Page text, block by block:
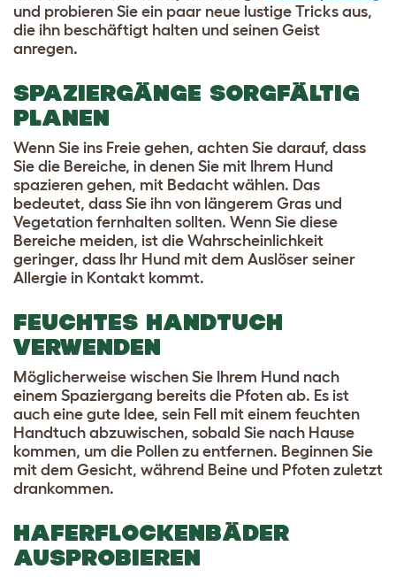
und probieren Sie ein paar neue lustige Tricks aus,
die ihn beschäftigt halten und seinen Geist
anregen.
SPAZIERGÄNGE SORGFÄLTIG
PLANEN
Wenn Sie ins Freie gehen, achten Sie darauf, dass
Sie die Bereiche, in denen Sie mit Ihrem Hund
spazieren gehen, mit Bedacht wählen. Das
bedeutet, dass Sie ihn von längerem Gras und
Vegetation fernhalten sollten. Wenn Sie diese
Bereiche meiden, ist die Wahrscheinlichkeit
geringer, dass Ihr Hund mit dem Auslöser seiner
Allergie in Kontakt kommt.
FEUCHTES HANDTUCH
VERWENDEN
Möglicherweise wischen Sie Ihrem Hund nach
einem Spaziergang bereits die Pfoten ab. Es ist
auch eine gute Idee, sein Fell mit einem feuchten
Handtuch abzuwischen, sobald Sie nach Hause
kommen, um die Pollen zu entfernen. Beginnen Sie
mit dem Gesicht, während Beine und Pfoten zuletzt
drankommen.
HAFERFLOCKENBÄDER
AUSPROBIEREN